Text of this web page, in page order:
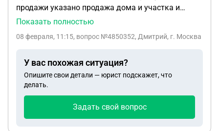
продажи указано продажа дома и участка и
сделка состоялась, кому принадлежит все
участке? новому владельцу? имеет ли старый
участке после заключения сделки? На какие
правовые акты можно сослаться для того, чтобы
ответить продавцу о том, что она более не имеет
участке, и дополнительно, подскажите
Показать полностью
08 февраля, 11:15, вопрос №4850352, Дмитрий, г. Москва
У вас похожая ситуация?
Опишите свои детали — юрист подскажет, что
делать.
Задать свой вопрос